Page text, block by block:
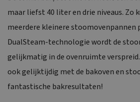
maar liefst 40 liter en drie niveaus. Zo
meerdere kleinere stoomovenpannen
DualSteam-technologie wordt de
gelijkmatig in de ovenruimte
ook gelijktijdig met de bakoven en
fantastische bakresultaten!